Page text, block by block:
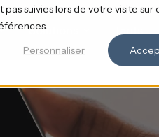
suivies lors de votre visite sur
Personnaliser
Solutions